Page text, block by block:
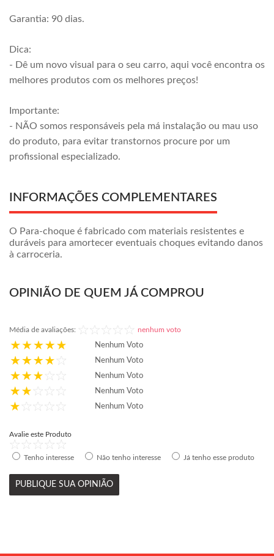
Garantia: 90 dias.
Dica:
- Dê um novo visual para o seu carro, aqui você encontra os
melhores produtos com os melhores preços!
Importante:
- NÃO somos responsáveis pela má instalação ou mau uso
do produto, para evitar transtornos procure por um
profissional especializado.
INFORMAÇÕES COMPLEMENTARES
O Para-choque é fabricado com materiais resistentes e
duráveis para amortecer eventuais choques evitando danos
à carroceria.
OPINIÃO DE QUEM JÁ COMPROU
Média de avaliações: nenhum voto
Nenhum Voto
Nenhum Voto
Nenhum Voto
Nenhum Voto
Nenhum Voto
Avalie este Produto
Tenho interesse Não tenho interesse Já tenho esse produto
PUBLIQUE SUA OPINIÃO